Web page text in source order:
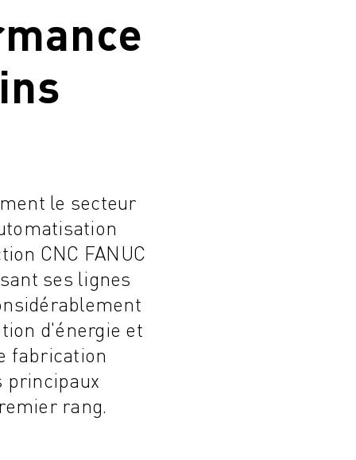
le secteur
CNC FANUC
ses lignes
d'énergie et
fabrication
principaux
rang.